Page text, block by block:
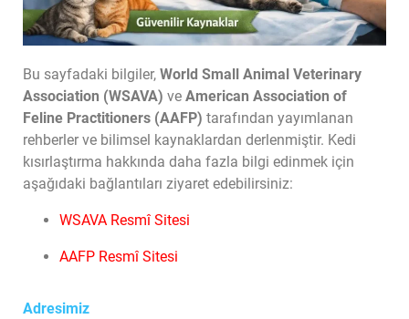
Bu sayfadaki bilgiler, World Small Animal Veterinary
Association (WSAVA) ve American Association of
Feline Practitioners (AAFP) tarafından yayımlanan
rehberler ve bilimsel kaynaklardan derlenmiştir. Kedi
kısırlaştırma hakkında daha fazla bilgi edinmek için
aşağıdaki bağlantıları ziyaret edebilirsiniz:
WSAVA Resmî Sitesi
AAFP Resmî Sitesi
Adresimiz